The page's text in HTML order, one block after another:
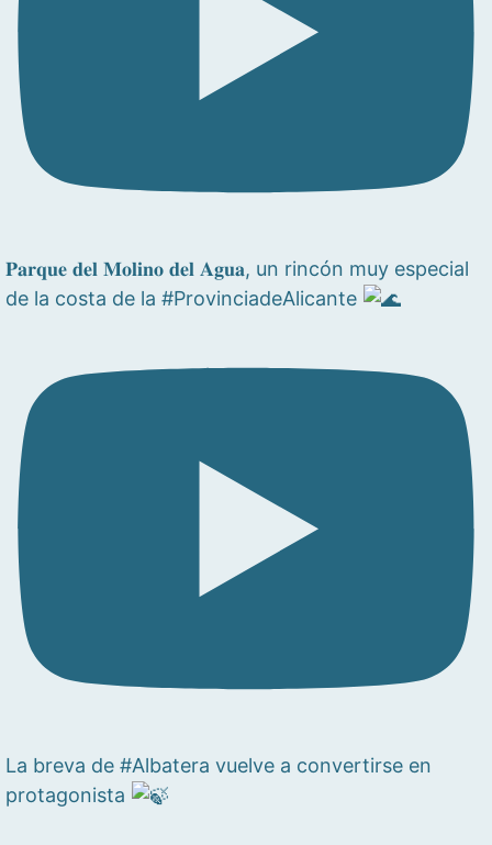
𝐏𝐚𝐫𝐪𝐮𝐞 𝐝𝐞𝐥 𝐌𝐨𝐥𝐢𝐧𝐨 𝐝𝐞𝐥 𝐀𝐠𝐮𝐚, un rincón muy especial
de la costa de la #ProvinciadeAlicante
La breva de #Albatera vuelve a convertirse en
protagonista